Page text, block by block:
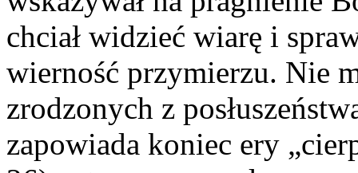
chciał widzieć wiarę i
wierność przymierzu. Nie
zrodzonych z
zapowiada koniec ery